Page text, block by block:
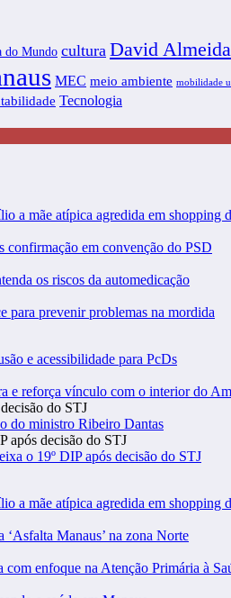
do Mundo cultura David Almeida
MEC meio ambiente mobilidade
Tecnologia
a mãe atípica agredida em shopping
confirmação em convenção do PSD
os riscos da automedicação
para prevenir problemas na mordida
e acessibilidade para PcDs
e reforça vínculo com o interior do
do ministro Ribeiro Dantas
o 19º DIP após decisão do STJ
a mãe atípica agredida em shopping
Manaus’ na zona Norte
enfoque na Atenção Primária à